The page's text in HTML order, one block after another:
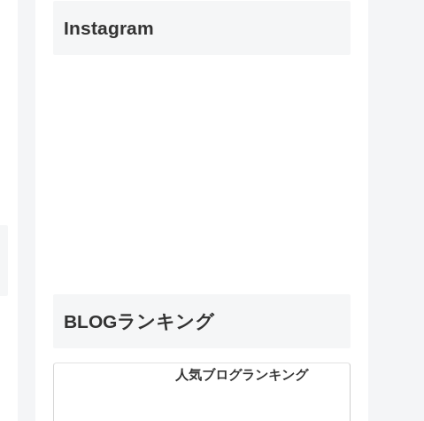
Instagram
BLOGランキング
人気ブログランキング